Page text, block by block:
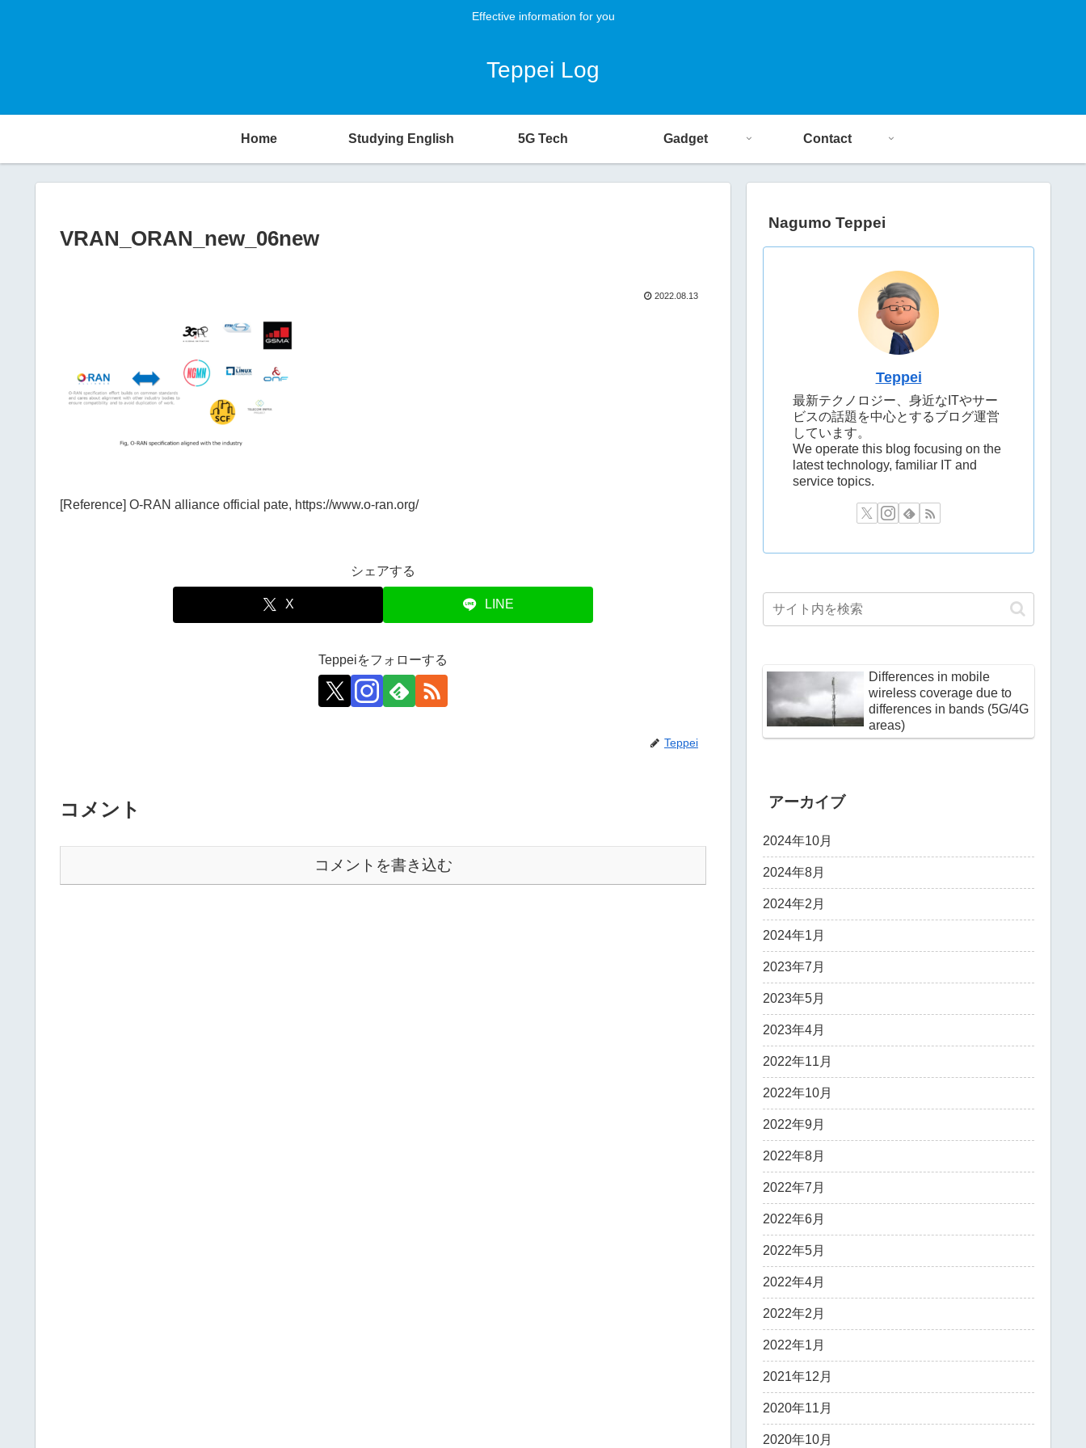
Effective information for you
Teppei Log
Home Studying English 5G Tech Gadget Contact
VRAN_ORAN_new_06new
2022.08.13
[Reference] O-RAN alliance official pate, https://www.o-ran.org/
シェアする
X LINE
Teppeiをフォローする
Teppei
コメント
コメントを書き込む
Nagumo Teppei
Teppei
最新テクノロジー、身近なITやサー
ビスの話題を中心とするブログ運営
しています。
We operate this blog focusing on the
latest technology, familiar IT and
service topics.
Differences in mobile
wireless coverage due to
differences in bands (5G/4G
areas)
アーカイブ
2024年10月
2024年8月
2024年2月
2024年1月
2023年7月
2023年5月
2023年4月
2022年11月
2022年10月
2022年9月
2022年8月
2022年7月
2022年6月
2022年5月
2022年4月
2022年2月
2022年1月
2021年12月
2020年11月
2020年10月